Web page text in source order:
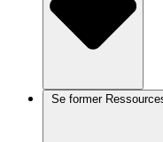
Se former